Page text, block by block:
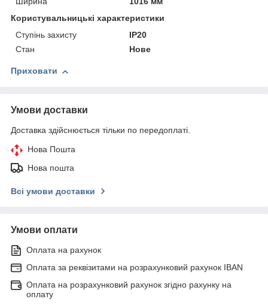
Користувальницькі характеристики
Ступінь захисту
IP20
Стан
Нове
Приховати
Умови доставки
Доставка здійснюється тільки по передоплаті.
Нова Пошта
Нова пошта
Всі умови доставки
Умови оплати
Оплата на рахунок
Оплата за реквізитами на розрахунковий рахунок IBAN
Оплата на розрахунковий рахунок згідно рахунку на
оплату